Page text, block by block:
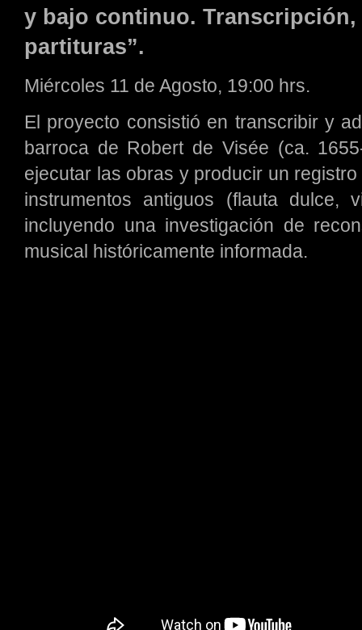
y bajo continuo.
partituras”.
Miércoles 11 de Agosto, 19:00 hrs.
El proyecto consistió en transcribir y
barroca de Robert de Visée (ca.
ejecutar las obras y producir un
instrumentos antiguos (flauta dulce,
incluyendo una investigación de
musical históricamente informada.